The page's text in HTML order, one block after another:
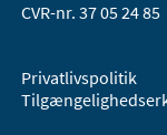
CVR-nr. 37 05 24 85
Privatlivspolitik